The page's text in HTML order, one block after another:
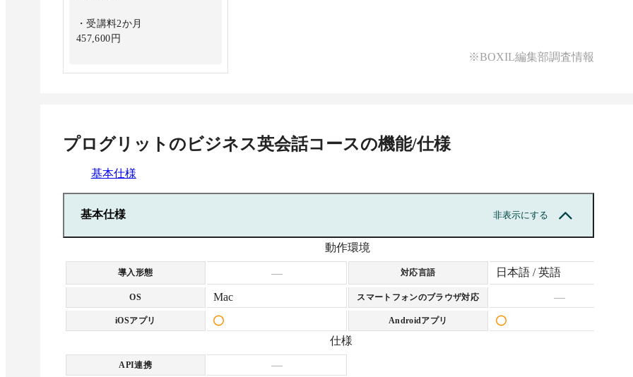
・受講料2か月
457,600円
2,299,000円
※BOXIL編集部調査情報
プログリットのビジネス英会話コースの機能/仕様
基本仕様
基本仕様 非表示にする
動作環境
導入形態 — 対応言語 日本語 / 英語
OS Mac スマートフォンのブラウザ対応 —
iOSアプリ Androidアプリ
仕様
API連携
—